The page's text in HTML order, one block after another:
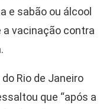
e sabão ou álcool
vacinação contra
Rio de Janeiro
que “após a